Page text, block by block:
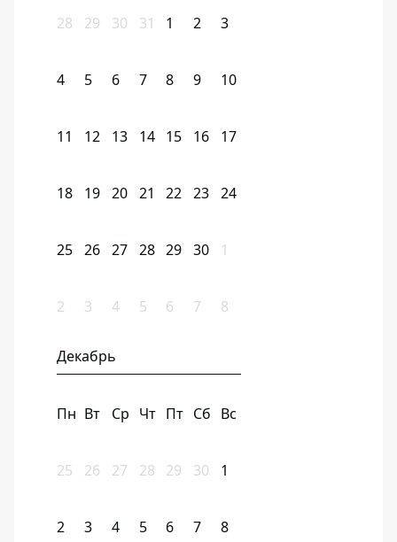
28 29 30 31 1 2 3
4 5 6 7 8 9 10
11 12 13 14 15 16 17
18 19 20 21 22 23 24
25 26 27 28 29 30 1
2 3 4 5 6 7 8
Декабрь
Пн Вт Ср Чт Пт Сб Вс
25 26 27 28 29 30 1
2 3 4 5 6 7 8